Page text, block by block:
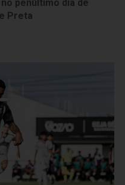
penúltimo dia de
Preta